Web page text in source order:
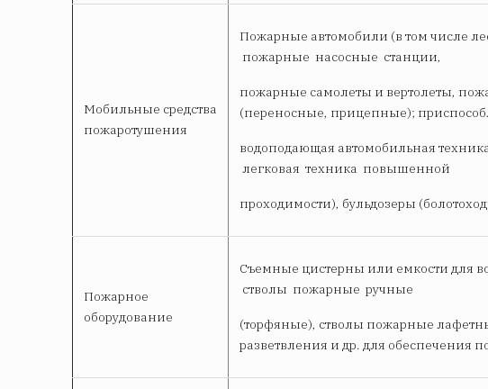
Мобильные средства
пожаротушения
Пожарные автомобили (в том числе
пожарные насосные станции,
пожарные самолеты и вертолеты,
(переносные, прицепные);
водоподающая автомобильная
легковая техника повышенной
проходимости), бульдозеры
Пожарное
оборудование
Съемные цистерны или емкости для
стволы пожарные ручные
(торфяные), стволы пожарные
разветвления и др. для обеспечения